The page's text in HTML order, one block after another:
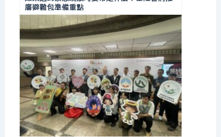
廣避難包準備重點